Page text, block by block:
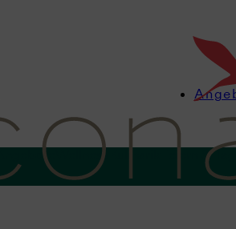
Angebote Wellness Feiern &